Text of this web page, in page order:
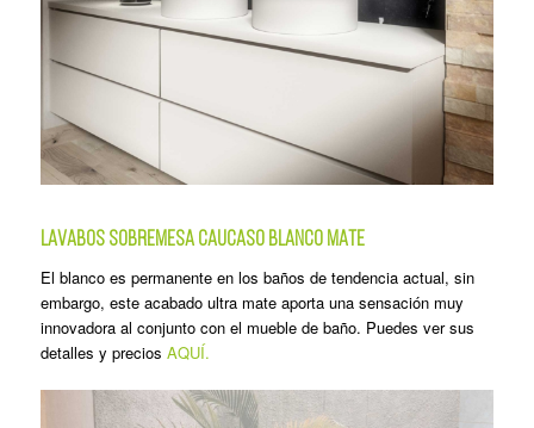
LAVABOS SOBREMESA CAUCASO BLANCO MATE
El blanco es permanente en los baños de tendencia actual, sin
embargo, este acabado ultra mate aporta una sensación muy
innovadora al conjunto con el mueble de baño. Puedes ver sus
detalles y precios AQUÍ.